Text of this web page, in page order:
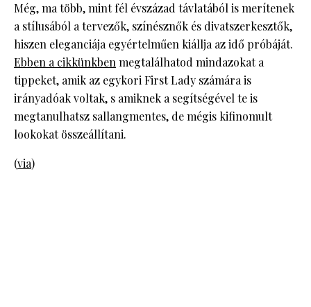
Még, ma több, mint fél évszázad távlatából is merítenek
a stílusából a tervezők, színésznők és divatszerkesztők,
hiszen eleganciája egyértelműen kiállja az idő próbáját.
Ebben a cikkünkbenmegtalálhatod mindazokat a
tippeket, amik az egykori First Lady számára is
irányadóak voltak, s amiknek a segítségével te is
megtanulhatsz sallangmentes, de mégis kifinomult
lookokat összeállítani.
(via)